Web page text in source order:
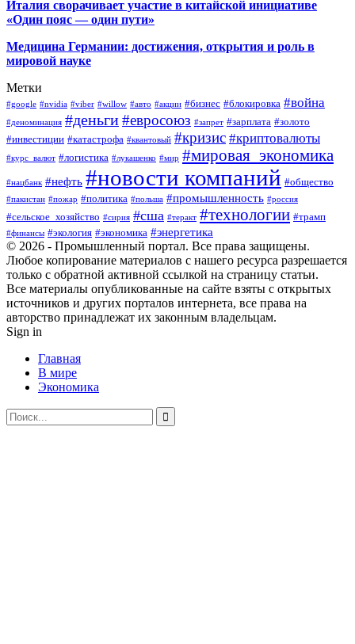
Италия сворачивает участие в китайской инициативе
«Один пояс — один пути»
Медицина Германии: достижения, открытия и роль в
мировой науке
Метки
#google #nvidia #viber #willow #авто #акции #бизнес #блокировка #война
#деноминация #деньги#евросоюз #запрет #зарплата #золото
#инвестиции #катастрофа #квантовый #кризис #криптовалюты
#курс_валют #логистика #лукашенко #мир #мировая_экономика
#нацбанк #нефть #новости компаний #общество
#пакистан #пожар #политика #польша #промышленность #россия
#сельское_хозяйство #сирия #сша #теракт #технологии #трамп
#финансы #экология #экономика #энергетика
© 2026 - Промышленный портал. Все права защищены.
Любое копирование материалов с нашего ресурса разрешается
только с обратной активной ссылкой на страницу статьи.
Все материалы опубликованные на сайте взяты с открытых
источников и других порталов интернета, все права на
авторство принадлежат их законным владельцам.
Sign in
Главная
В мире
Экономика